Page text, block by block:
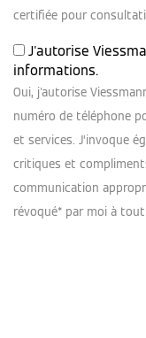
certifiée pour
J'autorise
informations.
Oui, j'autorise
numéro de téléphone
et services. J’invoque
critiques et
communication
révoqué* par moi à